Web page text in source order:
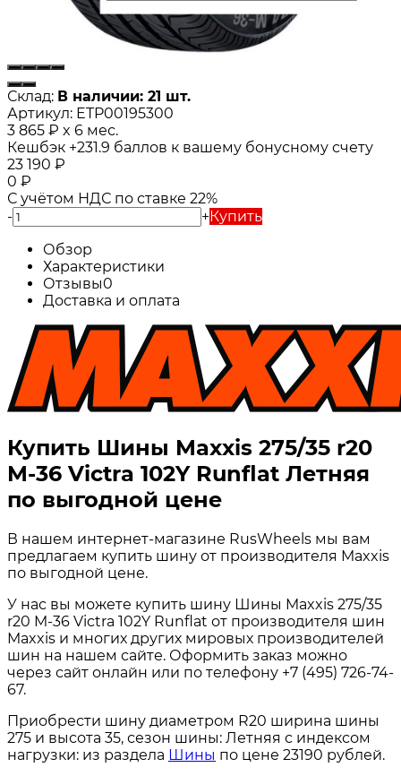
Склад: В наличии: 21 шт.
Артикул: ETP00195300
3 865 ₽ x 6 мес.
Кешбэк +231.9 баллов к вашему бонусному счету
23 190 ₽
0 ₽
С учётом НДС по ставке 22%
-
+Купить
Обзор
Характеристики
Отзывы0
Доставка и оплата
Купить Шины Maxxis 275/35 r20
M-36 Victra 102Y Runflat Летняя
по выгодной цене
В нашем интернет-магазине RusWheels мы вам
предлагаем купить шину от производителя Maxxis
по выгодной цене.
У нас вы можете купить шину Шины Maxxis 275/35
r20 M-36 Victra 102Y Runflat от производителя шин
Maxxis и многих других мировых производителей
шин на нашем сайте. Оформить заказ можно
через сайт онлайн или по телефону +7 (495) 726-74-
67.
Приобрести шину диаметром R20 ширина шины
275 и высота 35, сезон шины: Летняя с индексом
нагрузки: из раздела Шины по цене 23190 рублей.